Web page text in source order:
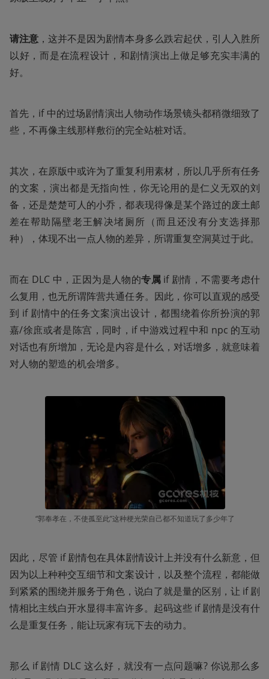
请注意 ，这并不是因为剧情本身多么跌宕起伏，引人入胜所
以好，而是在流程设计，和剧情演出上做足够充实丰满的
好。
首先，if 中的过场剧情演出人物动作场景镜头都稍微细致了
些，不再像主线那样敷衍的完全站桩对话。
其次，在原版中或许为了重复利用素材，所以几乎所有任务
的文案，演出都是无指向性，你无论用的是仁义无双的刘
备，还是楚楚可人的小乔，都表现得像是某个路过的废土邮
差在帮助隔壁老王解决堵厕所（而且还没有分支选择那
种），体现不出一点人物的差异，所谓重复空洞莫过于此。
而在 DLC 中，正因为是人物的专属 if 剧情，不需要考虑什
么复用，也无所谓阵营共通任务。因此，你可以直观的感受
到 if 剧情中的任务文案演出设计，都围绕着你所扮演的郭
嘉/徐庶或者是陈宫，同时，if 中游戏过程中和 npc 的互动
对话也有所增加，无论是内容是什么，对话增多，就意味着
对人物的塑造的机会增多。
“郭奉孝在，不使孤至此”这种梗光荣自己都不知道玩了多少年了
因此，尽管 if 剧情包在具体剧情设计上并没有什么新意，但
因为以上种种交互细节和文案设计，以及整个流程，都能做
到紧紧的围绕并服务于角色，说白了就是量的区别，让 if 剧
情相比主线白开水显得丰富许多。起码这些 if 剧情是没有什
么是重复任务，能让玩家有玩下去的动力。
那么 if 剧情 DLC 这么好，就没有一点问题嘛? 你说那么多